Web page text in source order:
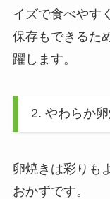
イズで食べやす
保存もできるた
躍します。
2. やわらか卵
卵焼きは彩りも
おかずです。